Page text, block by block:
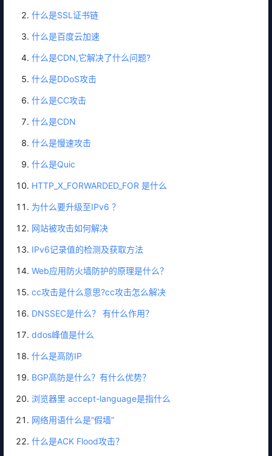
什么是SSL证书链
什么是百度云加速
什么是CDN,它解决了什么问题?
什么是DDoS攻击
什么是CC攻击
什么是CDN
什么是慢速攻击
什么是Quic
HTTP_X_FORWARDED_FOR 是什么
为什么要升级至IPv6 ？
网站被攻击如何解决
IPv6记录值的检测及获取方法
Web应用防火墙防护的原理是什么？
cc攻击是什么意思?cc攻击怎么解决
DNSSEC是什么？ 有什么作用？
ddos峰值是什么
什么是高防IP
BGP高防是什么？有什么优势？
浏览器里 accept-language是指什么
网络用语什么是“假墙”
什么是ACK Flood攻击？